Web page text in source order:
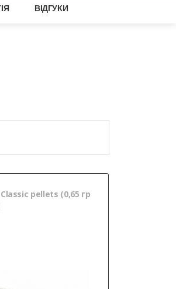
ВІДГУКИ
pellets (0,65 гр